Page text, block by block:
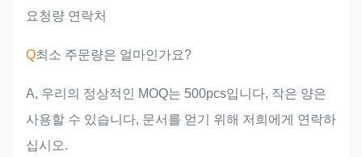
요청량 연락처
Q최소 주문량은 얼마인가요?
A, 우리의 정상적인 MOQ는 500pcs입니다, 작은 양은
사용할 수 있습니다, 문서를 얻기 위해 저희에게 연락하
십시오.